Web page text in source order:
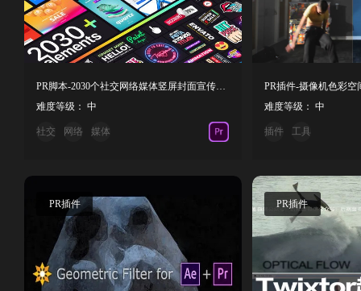
难度等级： 中
社交 网络 媒体
难度等级： 中
插件 工具
PR插件 PR插件